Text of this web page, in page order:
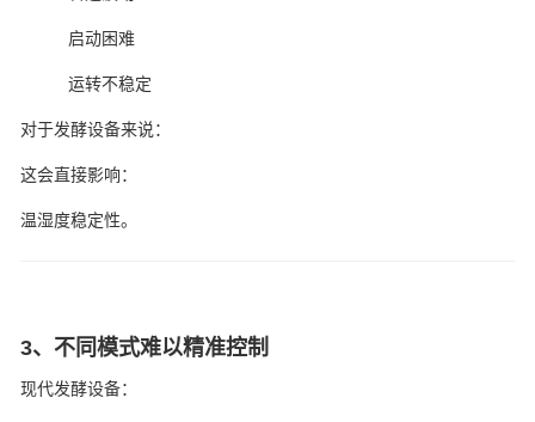
启动困难
运转不稳定
对于发酵设备来说：
这会直接影响：
温湿度稳定性。
3、不同模式难以精准控制
现代发酵设备：